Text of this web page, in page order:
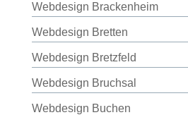
Webdesign Brackenheim
Webdesign Bretten
Webdesign Bretzfeld
Webdesign Bruchsal
Webdesign Buchen